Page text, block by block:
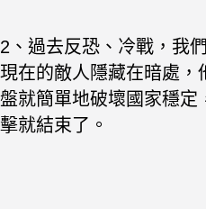
2、過去反恐、冷戰，我
現在的敵人隱藏在暗處，
盤就簡單地破壞國家穩定
擊就結束了。